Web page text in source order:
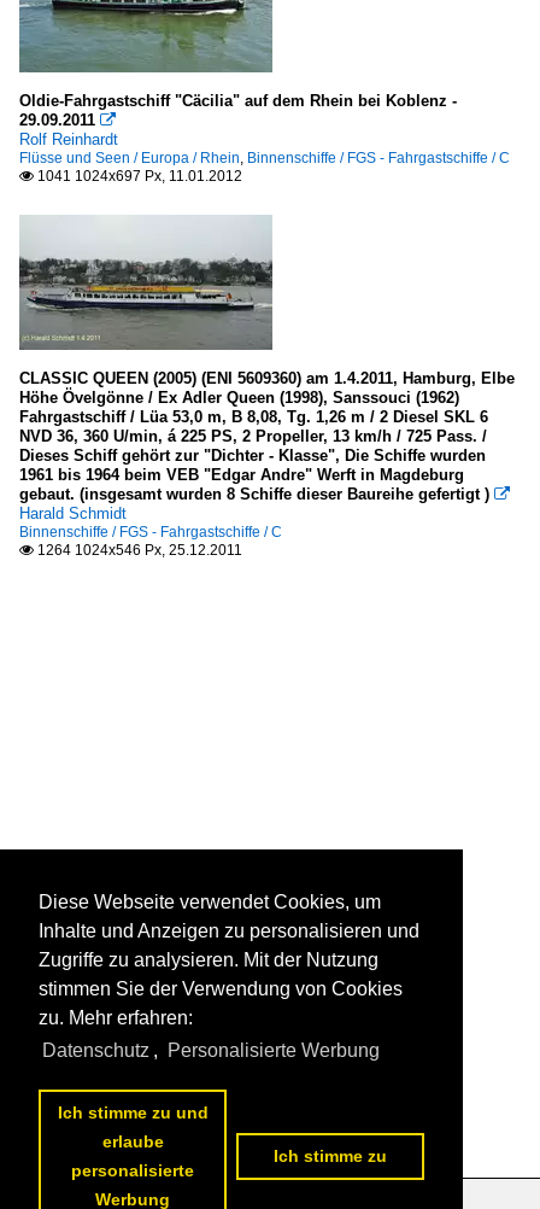
Oldie-Fahrgastschiff "Cäcilia" auf dem Rhein bei Koblenz -
29.09.2011 
Rolf Reinhardt
Flüsse und Seen / Europa / Rhein, Binnenschiffe / FGS - Fahrgastschiffe / C
 1041 1024x697 Px, 11.01.2012
CLASSIC QUEEN (2005) (ENI 5609360) am 1.4.2011, Hamburg, Elbe
Höhe Övelgönne / Ex Adler Queen (1998), Sanssouci (1962)
Fahrgastschiff / Lüa 53,0 m, B 8,08, Tg. 1,26 m / 2 Diesel SKL 6
NVD 36, 360 U/min, á 225 PS, 2 Propeller, 13 km/h / 725 Pass. /
Dieses Schiff gehört zur "Dichter - Klasse", Die Schiffe wurden
1961 bis 1964 beim VEB "Edgar Andre" Werft in Magdeburg
gebaut. (insgesamt wurden 8 Schiffe dieser Baureihe gefertigt ) 
Harald Schmidt
Binnenschiffe / FGS - Fahrgastschiffe / C
 1264 1024x546 Px, 25.12.2011
Diese Webseite verwendet Cookies, um
Inhalte und Anzeigen zu personalisieren und
Zugriffe zu analysieren. Mit der Nutzung
stimmen Sie der Verwendung von Cookies
zu. Mehr erfahren:
Datenschutz , Personalisierte Werbung
Ich stimme zu und
erlaube
personalisierte
Werbung
Ich stimme zu